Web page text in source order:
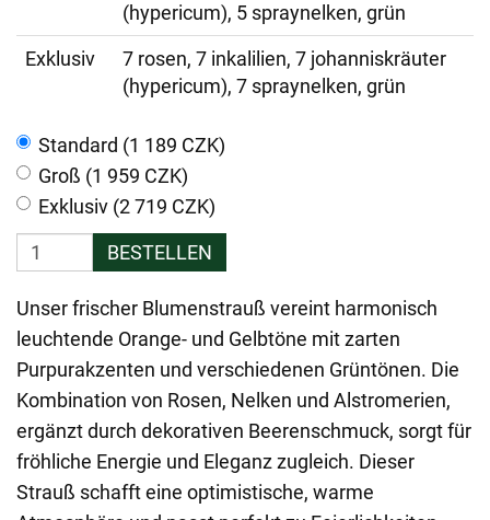
(hypericum), 5 spraynelken, grün
Exklusiv
7 rosen, 7 inkalilien, 7 johanniskräuter
(hypericum), 7 spraynelken, grün
Standard (1 189 CZK)
Groß (1 959 CZK)
Exklusiv (2 719 CZK)
BESTELLEN
Unser frischer Blumenstrauß vereint harmonisch
leuchtende Orange- und Gelbtöne mit zarten
Purpurakzenten und verschiedenen Grüntönen. Die
Kombination von Rosen, Nelken und Alstromerien,
ergänzt durch dekorativen Beerenschmuck, sorgt für
fröhliche Energie und Eleganz zugleich. Dieser
Strauß schafft eine optimistische, warme